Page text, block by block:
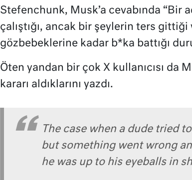
Stefenchunk, Musk’a cevabında “Bir
çalıştığı, ancak bir şeylerin ters
gözbebeklerine kadar b*ka battığı
Öten yandan bir çok X kullanıcısı da
kararı aldıklarını yazdı.
The case when a dude tried
but something went wrong
he was up to his eyeballs in